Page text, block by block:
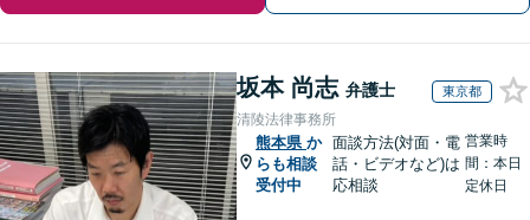
坂本 尚志 弁護士 東京都
清陵法律事務所
熊本県 か
らも相談
受付中
面談方法(対面・電
話・ビデオなど)は
応相談
営業時
間：本日
定休日